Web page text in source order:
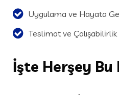
Uygulama ve Hayata
Teslimat ve
İşte Herşey